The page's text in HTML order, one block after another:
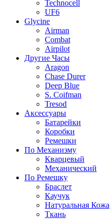
Technocell
UF6
Glycine
Airman
Combat
Airpilot
Другие Часы
Aragon
Chase Durer
Deep Blue
S. Coifman
Tresod
Аксессуары
Батарейки
Коробки
Ремешки
По Механизму
Кварцевый
Механический
По Ремешку
Браслет
Каучук
Натуральная Кожа
Ткань